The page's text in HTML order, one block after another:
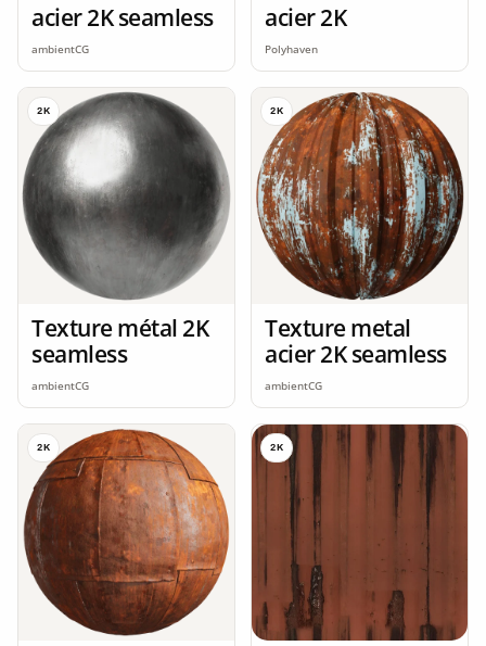
acier 2K seamless
ambientCG
acier 2K
Polyhaven
2K
Texture métal 2K
seamless
ambientCG
2K
Texture metal
acier 2K seamless
ambientCG
2K 2K